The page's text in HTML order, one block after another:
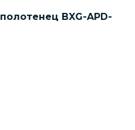
BXG-APD-